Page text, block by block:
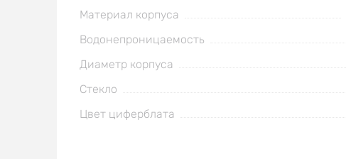
Материал корпуса
Водонепроницаемость
Диаметр корпуса
Стекло
Цвет циферблата